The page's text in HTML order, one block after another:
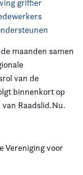
griffier
maanden samen
van de
binnenkort op
Raadslid.Nu.
Vereniging voor